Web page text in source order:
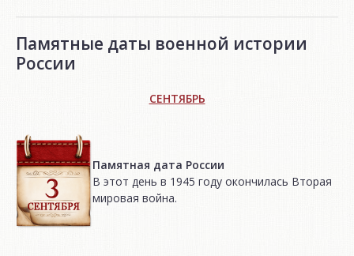
Памятные даты военной истории
России
СЕНТЯБРЬ
Памятная дата России
В этот день в 1945 году окончилась Вторая
мировая война.